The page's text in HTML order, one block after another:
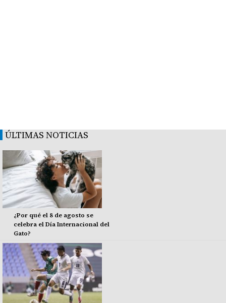
ÚLTIMAS NOTICIAS
¿Por qué el 8 de agosto se
celebra el Día Internacional del
Gato?